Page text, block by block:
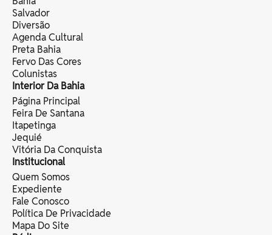
Salvador
Diversão
Agenda Cultural
Preta Bahia
Fervo Das Cores
Colunistas
Interior Da Bahia
Página Principal
Feira De Santana
Itapetinga
Jequié
Vitória Da Conquista
Institucional
Quem Somos
Expediente
Fale Conosco
Política De Privacidade
Mapa Do Site